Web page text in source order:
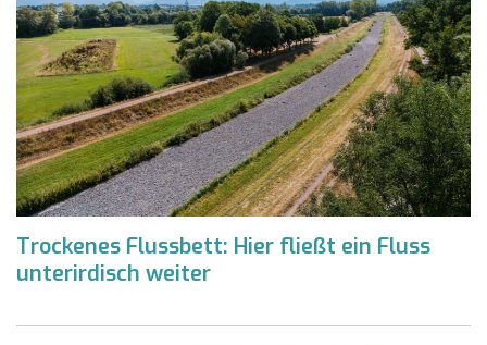
Trockenes Flussbett: Hier fließt ein Fluss
unterirdisch weiter